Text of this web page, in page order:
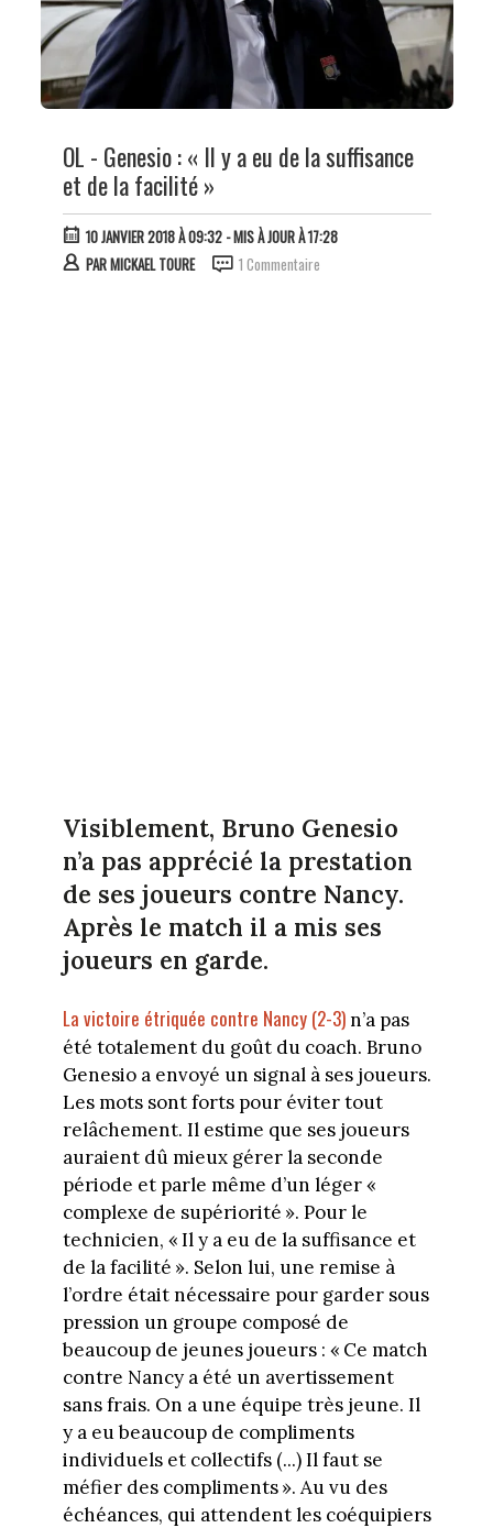
OL - Genesio : « Il y a eu de la suffisance
et de la facilité »
10 JANVIER 2018 À 09:32- MIS À JOUR À 17:28
PARMICKAEL TOURE 1 Commentaire
Visiblement, Bruno Genesio
n’a pas apprécié la prestation
de ses joueurs contre Nancy.
Après le match il a mis ses
joueurs en garde.
La victoire étriquée contre Nancy (2-3)n’a pas
été totalement du goût du coach. Bruno
Genesio a envoyé un signal à ses joueurs.
Les mots sont forts pour éviter tout
relâchement. Il estime que ses joueurs
auraient dû mieux gérer la seconde
période et parle même d’un léger «
complexe de supériorité ». Pour le
technicien, « Il y a eu de la suffisance et
de la facilité ». Selon lui, une remise à
l’ordre était nécessaire pour garder sous
pression un groupe composé de
beaucoup de jeunes joueurs : « Ce match
contre Nancy a été un avertissement
sans frais. On a une équipe très jeune. Il
y a eu beaucoup de compliments
individuels et collectifs (...) Il faut se
méfier des compliments ». Au vu des
échéances, qui attendent les coéquipiers